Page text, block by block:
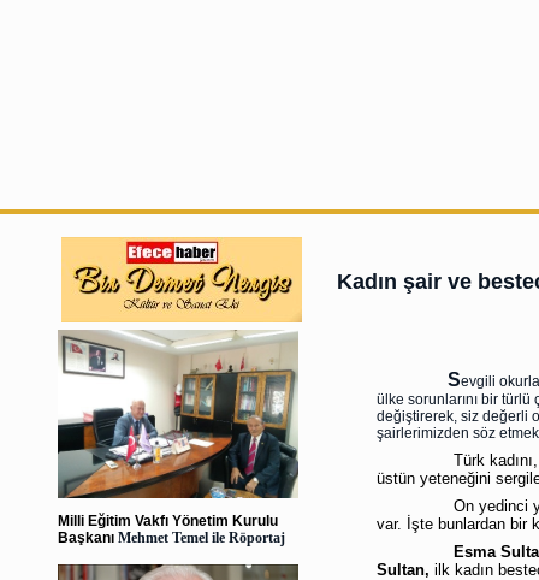
Milli Eğitim Vakfı Yönetim Kurulu
Başkanı Mehmet Temel ile Röportaj
Kadın şair ve
Sevgili
ülke sorunlarını bir
değiştirerek, siz değerli
şairlerimizden söz
Türk kadını, birçok
üstün yeteneğini
On yedinci
var. İşte bunlardan bir
Esma
Sultan, ilk kadın